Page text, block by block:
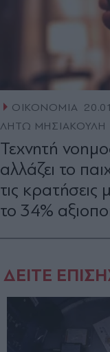
ΟΙΚΟΝΟΜΙΑ
ΛΗΤΩ ΜΗΣΙΑΚΟΥΛΗ
Τεχνητή
αλλάζει το
τις κρατήσεις
το 34%